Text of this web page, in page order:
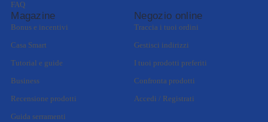
FAQ
Magazine
Bonus e incentivi
Casa Smart
Tutorial e guide
Business
Recensione prodotti
Guida serramenti
Negozio online
Traccia i tuoi ordini
Gestisci indirizzi
I tuoi prodotti preferiti
Confronta prodotti
Accedi / Registrati